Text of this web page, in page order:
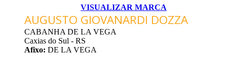
VISUALIZAR MARCA
AUGUSTO GIOVANARDI DOZZA
CABANHA DE LA VEGA
Caxias do Sul - RS
Afixo: DE LA VEGA